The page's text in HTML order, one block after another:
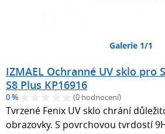
Galerie 1/1
IZMAEL Ochranné UV sklo pro
S8 Plus KP16916
0 % (0 hodnocení)
Tvrzené Fenix UV sklo chrání
obrazovky. S povrchovou tvrdostí